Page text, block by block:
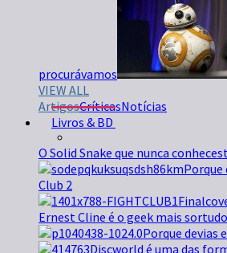
procurávamos
VIEW ALL
ArtigosCríticasNotícias
Livros & BD
O Solid Snake que nunca
Porque
Club 2
Ernest Cline é o geek mais
Porque devias
Discworld é uma das